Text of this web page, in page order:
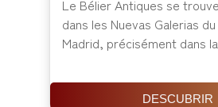
Le Bélier Antiques se
dans les Nuevas Galerias
Madrid, précisément dans
DESCUBRIR